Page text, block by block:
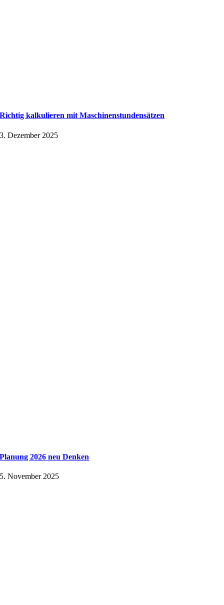
Richtig kalkulieren mit Maschinenstundensätzen
3. Dezember 2025
Planung 2026 neu Denken
5. November 2025